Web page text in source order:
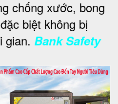
chống xước, bong
biệt không bị
gian. Bank Safety